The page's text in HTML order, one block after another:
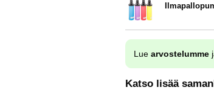
Tuote.nro 9838
Lue arvostelumme
Katso lisää